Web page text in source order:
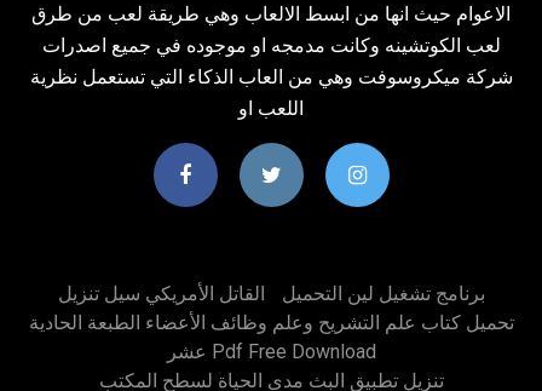
الاعوام حيث انها من ابسط الالعاب وهي طريقة لعب من طرق
لعب الكوتشينه وكانت مدمجه او موجوده في جميع اصدرات
شركة ميكروسوفت وهي من العاب الذكاء التي تستعمل نظرية
اللعب او
القاتل الأمريكي سيل تنزيل
برنامج تشغيل لين التحميل
تحميل كتاب علم التشريح وعلم وظائف الأعضاء الطبعة الحادية
عشر Pdf Free Download
تنزيل تطبيق البث مدى الحياة لسطح المكتب